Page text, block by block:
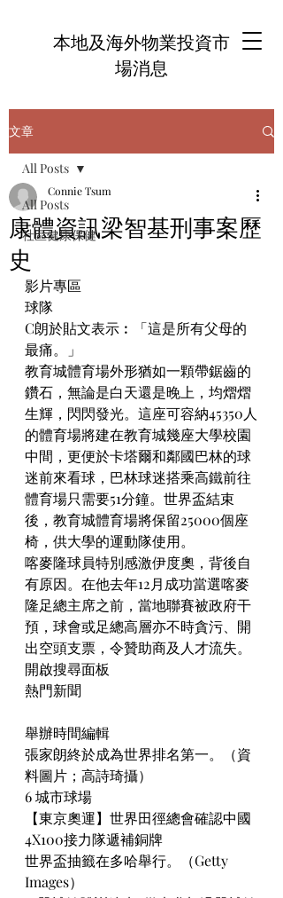
本地及海外物業投資市
場消息
文章
All Posts
社區健康保健
All Posts
康體資訊梁智基刑事案歷
史
Connie Tsum
影片專區
球隊
C朗於貼文表示︰「這是所有父母的
最痛。」
教育城體育場外形猶如一顆帶鋸齒的
鑽石，無論是白天還是晚上，均熠熠
生輝，閃閃發光。這座可容納45350人
的體育場將建在教育城幾座大學校園
中間，更便於卡塔爾和鄰國巴林的球
迷前來看球，巴林球迷搭乘高鐵前往
體育場只需要51分鐘。世界盃結束
後，教育城體育場將保留25000個座
椅，供大學的運動隊使用。
喀麥隆球員特別感激伊度奧，背後自
有原因。在他去年12月成功當選喀麥
隆足總主席之前，當地聯賽被政府干
預，球會或足總高層亦不時貪污、開
出空頭支票，令贊助商及人才流失。
開啟搜尋面板
熱門新聞
舉辦時間編輯
張家朗終於成為世界排名第一。（資
料圖片；高詩琦攝）
6 城市球場
【東京奧運】世界田徑總會確認中國
4X100接力隊遞補銅牌
世界盃抽籤在多哈舉行。（Getty
Images）